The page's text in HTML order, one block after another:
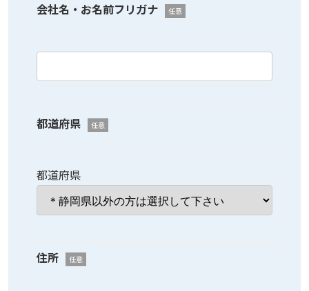
会社名・お名前フリガナ 任意
都道府県 任意
都道府県
住所 任意